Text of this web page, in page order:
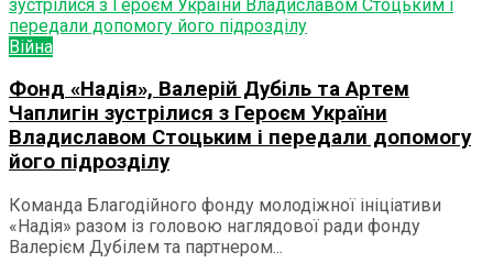
Війна
Фонд «Надія», Валерій Дубіль та Артем
Чаплигін зустрілися з Героєм України
Владиславом Стоцьким і передали допомогу
його підрозділу
Команда Благодійного фонду молодіжної ініціативи
«Надія» разом із головою наглядової ради фонду
Валерієм Дубілем та партнером...